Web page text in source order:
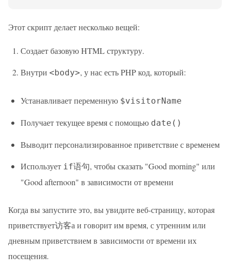
Этот скрипт делает несколько вещей:
Создает базовую HTML структуру.
Внутри <body>, у нас есть PHP код, который:
Устанавливает переменную $visitorName
Получает текущее время с помощью date()
Выводит персонализированное приветствие с временем
Использует if语句, чтобы сказать "Good morning" или
"Good afternoon" в зависимости от времени
Когда вы запустите это, вы увидите веб-страницу, которая
приветствует访客а и говорит им время, с утренним или
дневным приветствием в зависимости от времени их
посещения.